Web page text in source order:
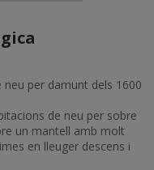
per damunt dels 1600
de neu per sobre
un mantell amb molt
en lleuger descens i